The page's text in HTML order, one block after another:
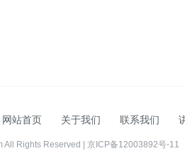
网站首页 关于我们 联系我们
All Rights Reserved | 京ICP备12003892号-11